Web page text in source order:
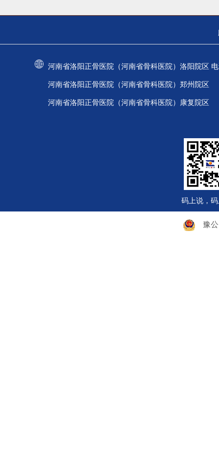
河南省洛阳正骨医院（河南省骨科医院）洛阳院区
河南省洛阳正骨医院（河南省骨科医院）郑州院区
河南省洛阳正骨医院（河南省骨科医院）康复院区
码上说，
豫公